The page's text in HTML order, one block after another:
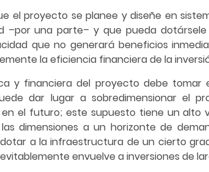
el proyecto se planee y diseñe en
–por una parte– y que pueda
que no generará beneficios
la eficiencia financiera de la
y financiera del proyecto debe
dar lugar a sobredimensionar el
el futuro; este supuesto tiene un alto
dimensiones a un horizonte de
a la infraestructura de un cierto
envuelve a inversiones de